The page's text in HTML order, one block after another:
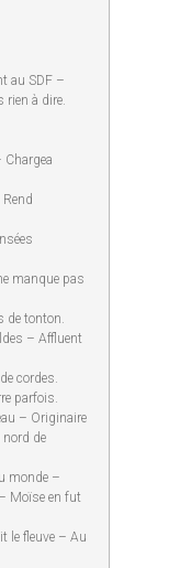
au SDF –
rien à dire.
manque pas
de tonton.
– Affluent
cordes.
parfois.
– Originaire
de
monde –
Moïse en fut
le fleuve – Au